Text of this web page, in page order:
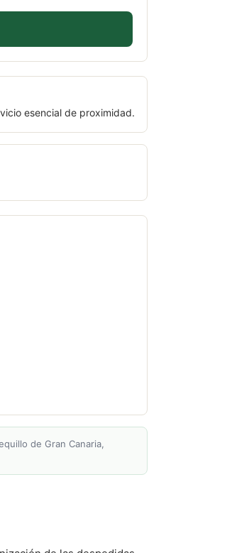
esencial de proximidad.
de Gran Canaria,